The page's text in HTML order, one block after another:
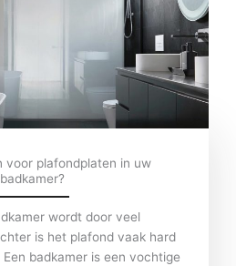
voor plafondplaten in uw
badkamer?
wordt door veel
is het plafond vaak hard
badkamer is een vochtige